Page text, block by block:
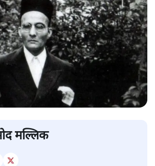
मल्लिक